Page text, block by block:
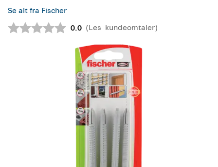
Se alt fra Fischer
Gjennomsnittskarakter:
0.0 (Les kundeomtaler)